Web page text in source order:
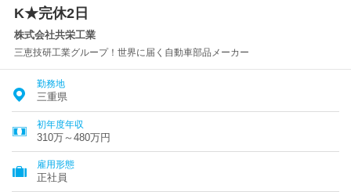
K★完休2日
株式会社共栄工業
三恵技研工業グループ！世界に届く自動車部品メーカー
勤務地
三重県
初年度年収
310万～480万円
雇用形態
正社員